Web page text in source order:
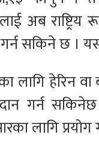
अब राष्ट्रिय
सकिने छ ।
लागि हेरिन वा
गर्न
लागि